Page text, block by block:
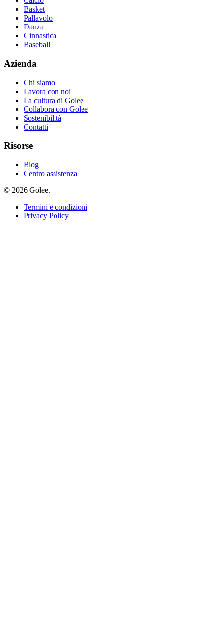
Basket
Pallavolo
Danza
Ginnastica
Baseball
Azienda
Chi siamo
Lavora con noi
La cultura di Golee
Collabora con Golee
Sostenibilità
Contatti
Risorse
Blog
Centro assistenza
© 2026 Golee.
Termini e condizioni
Privacy Policy